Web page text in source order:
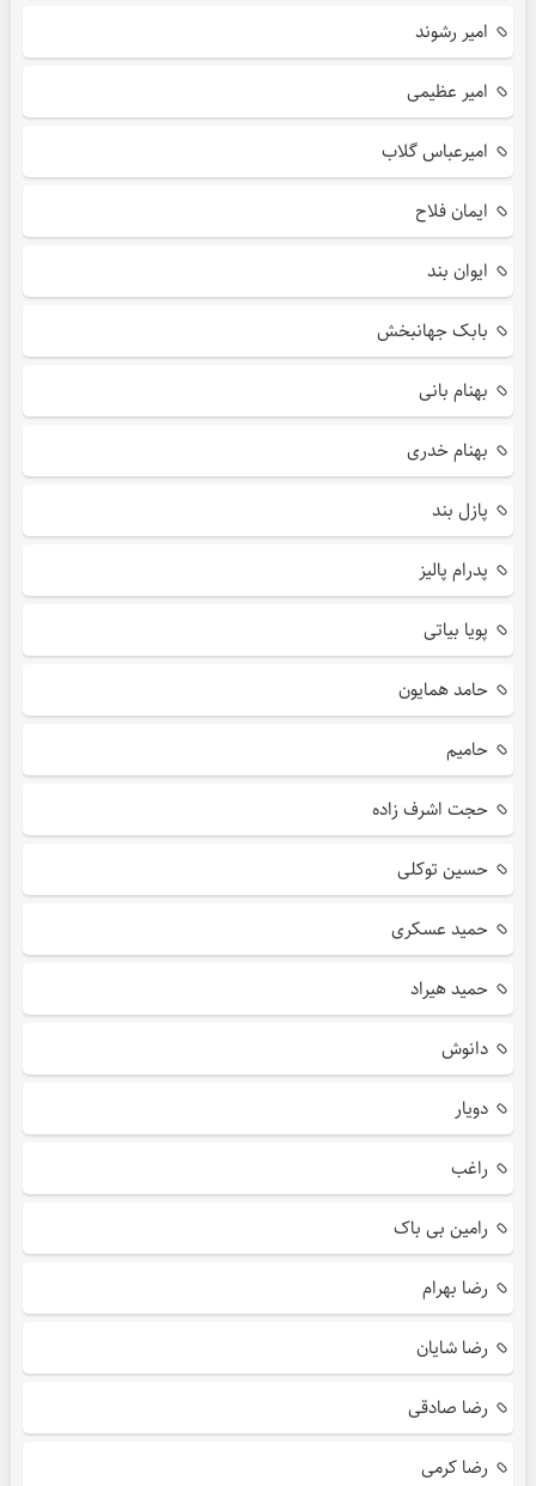
امیر رشوند
امیر عظیمی
امیرعباس گلاب
ایمان فلاح
ایوان بند
بابک جهانبخش
بهنام بانی
بهنام خدری
پازل بند
پدرام پالیز
پویا بیاتی
حامد همایون
حامیم
حجت اشرف زاده
حسین توکلی
حمید عسکری
حمید هیراد
دانوش
دویار
راغب
رامین بی باک
رضا بهرام
رضا شایان
رضا صادقی
رضا کرمی